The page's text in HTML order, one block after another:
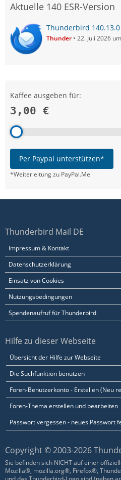
Aktuelle 140 ESR-Version
Thunderbird
Thunder 22. Juli 2026
Kaffee ausgeben für:
3,00 €
Per Paypal unterstützen*
*Weiterleitung zu PayPal.Me
Thunderbird Mail DE
Impressum & Kontakt
Datenschutzerklärung
Einsatz von Cookies
Nutzungsbedingungen
Spendenaufruf für Thunderbird
Hilfe zu dieser Webseite
Übersicht der Hilfe zur Webseite
Die Suchfunktion benutzen
Foren-Benutzerkonto - Erstellen (Neu
Foren-Thema erstellen und bearbeiten
Passwort vergessen - neues Passwort
Copyright © 2003-2026
Sie befinden sich NICHT auf einer
Mozilla®, mozilla.org®, Firefox®,